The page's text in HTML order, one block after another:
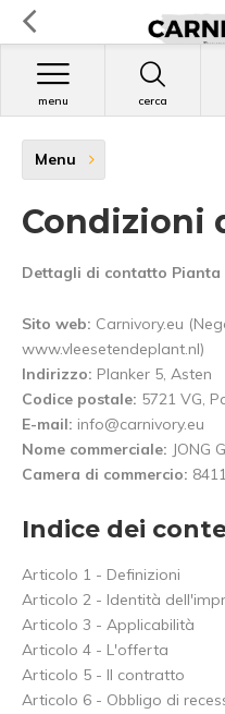
cerca
menu
Menu
Condizioni
Dettagli di contatto
Sito web: Carnivory.eu
www.vleesetendeplant.nl)
Indirizzo: Planker 5, Asten
Codice postale: 5721 VG,
E-mail: info@carnivory.eu
Nome commerciale: JONG
Camera di commercio:
Indice dei
Articolo 1 - Definizioni
Articolo 2 - Identità
Articolo 3 - Applicabilità
Articolo 4 - L'offerta
Articolo 5 - Il contratto
Articolo 6 - Obbligo di